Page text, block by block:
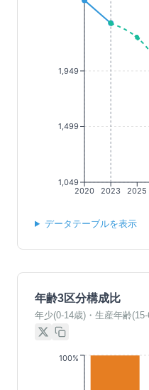
2020 2023 2025
1,049
1,499
1,949
データテーブルを表示
年齢3区分構成比
年少(0-14歳)・生産年齢
100%